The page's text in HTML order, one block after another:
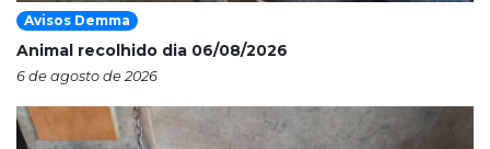
Avisos Demma
Animal recolhido dia 06/08/2026
6 de agosto de 2026